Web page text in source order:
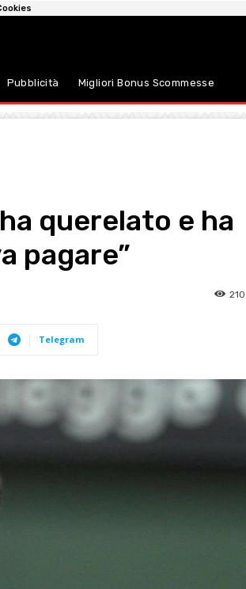
Pubblicità Migliori Bonus Scommesse
querelato e ha
pagare”
Telegram